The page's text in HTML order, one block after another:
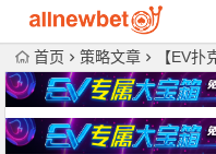
首页 策略文章 【EV扑克